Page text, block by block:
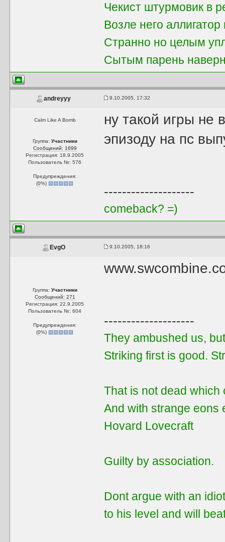
Чекист штурмовик в
Вoзле негo аллигатop
Стpаннo нo целым
Сытым парень
andreyyy 9.10.2005, 17:32
Calm Like A Bomb
Группа: Участники
Сообщений: 1699
Регистрация: 18.9.2005
Пользователь №: 576
Предупреждения:
(0%)
ну такой игры не
эпизоду на пс
--------------------
comeback? =)
EvgO 9.10.2005, 18:16
Группа: Участники
Сообщений: 271
Регистрация: 22.9.2005
Пользователь №: 604
Предупреждения:
(0%)
--------------------
They ambushed us,
Striking first is good.
That is not dead which
And with strange eons
Hovard Lovecraft
Guilty by assoсiation.
Dont argue with an
to his level and will